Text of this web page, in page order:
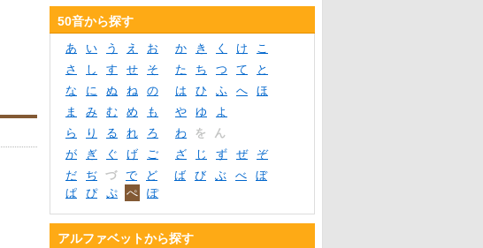
50音から探す
あ い う え お か き く け
こ
さ
し す せ そ た ち つ て
と
な
に ぬ ね の は ひ ふ へ
ほ
ま
み む め も や ゆ
よ
ら
り る れ ろ わ を
ん
が
ぎ ぐ げ ご ざ じ ず ぜ
ぞ
だ
ぢ づ で ど ば び ぶ べ
ぼ
ぱ
ぴ ぷ ぺ ぽ
アルファベットから探す